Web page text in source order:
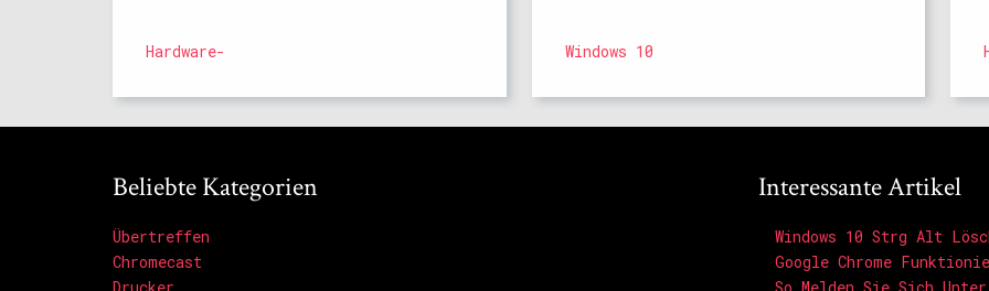
Hardware- Windows 10
Beliebte Kategorien
Übertreffen
Chromecast
Interessante Artikel
Windows 10 Strg Alt
Google Chrome